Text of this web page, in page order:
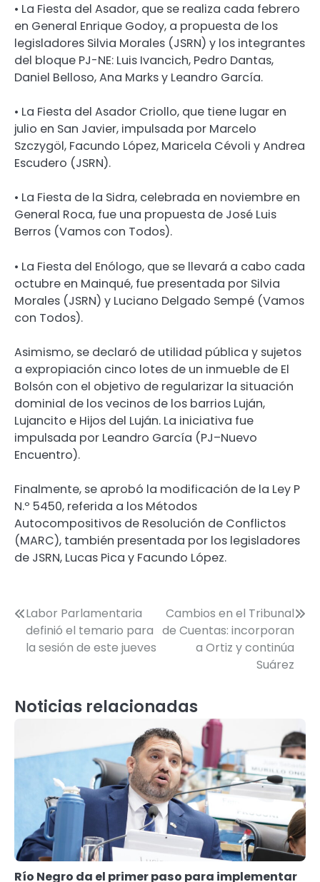
• La Fiesta del Asador, que se realiza cada febrero
en General Enrique Godoy, a propuesta de los
legisladores Silvia Morales (JSRN) y los integrantes
del bloque PJ-NE: Luis Ivancich, Pedro Dantas,
Daniel Belloso, Ana Marks y Leandro García.
• La Fiesta del Asador Criollo, que tiene lugar en
julio en San Javier, impulsada por Marcelo
Szczygöl, Facundo López, Maricela Cévoli y Andrea
Escudero (JSRN).
• La Fiesta de la Sidra, celebrada en noviembre en
General Roca, fue una propuesta de José Luis
Berros (Vamos con Todos).
• La Fiesta del Enólogo, que se llevará a cabo cada
octubre en Mainqué, fue presentada por Silvia
Morales (JSRN) y Luciano Delgado Sempé (Vamos
con Todos).
Asimismo, se declaró de utilidad pública y sujetos
a expropiación cinco lotes de un inmueble de El
Bolsón con el objetivo de regularizar la situación
dominial de los vecinos de los barrios Luján,
Lujancito e Hijos del Luján. La iniciativa fue
impulsada por Leandro García (PJ–Nuevo
Encuentro).
Finalmente, se aprobó la modificación de la Ley P
N.º 5450, referida a los Métodos
Autocompositivos de Resolución de Conflictos
(MARC), también presentada por los legisladores
de JSRN, Lucas Pica y Facundo López.
Navegación
de
Labor Parlamentaria
definió el temario para
la sesión de este jueves
Cambios en el Tribunal
de Cuentas: incorporan
a Ortiz y continúa
Suárez
Noticias relacionadas
Río Negro da el primer paso para implementar